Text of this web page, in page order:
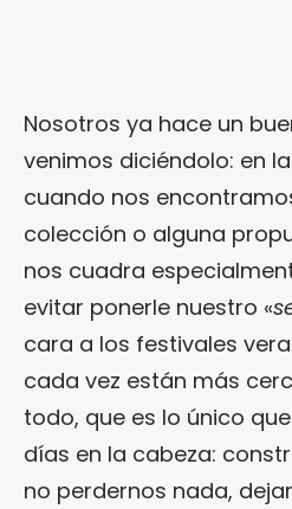
Nosotros ya hace un
venimos diciéndolo: en
cuando nos
colección o alguna
nos cuadra
evitar ponerle nuestro «
cara a los festivales
cada vez están más
todo, que es lo único
días en la cabeza:
no perdernos nada,